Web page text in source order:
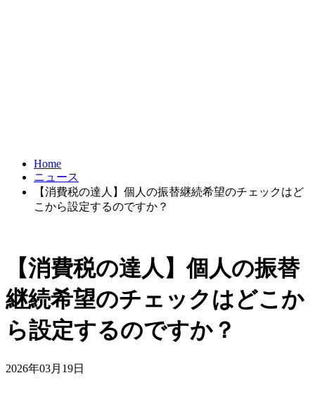
Home
ニュース
【消費税の達人】個人の振替継続希望のチェックはど
こから設定するのですか？
【消費税の達人】個人の振替
継続希望のチェックはどこか
ら設定するのですか？
2026年03月19日